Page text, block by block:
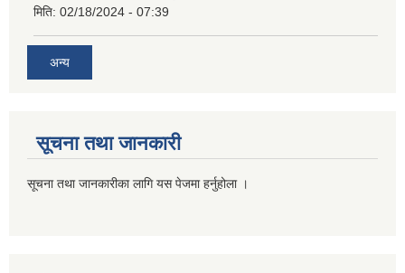
मिति: 02/18/2024 - 07:39
अन्य
सूचना तथा जानकारी
सूचना तथा जानकारीका लागि यस पेजमा हर्नुहोला ।